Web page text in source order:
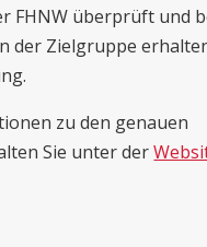
FHNW überprüft und
der Zielgruppe
zu den genauen
Sie unter der